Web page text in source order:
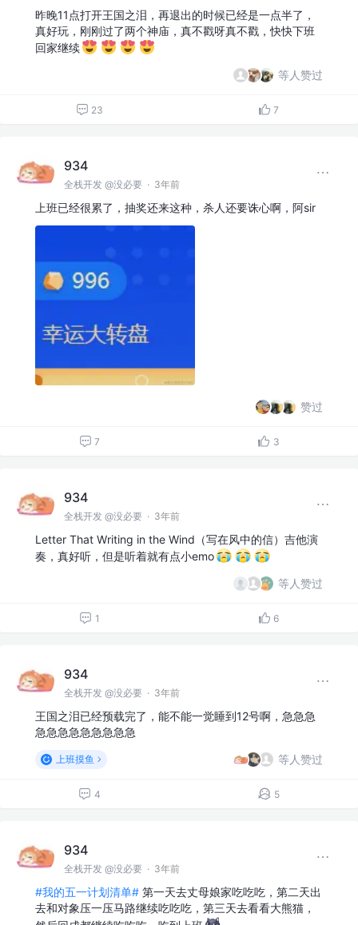
昨晚11点打开王国之泪，再退出的时候已经是一点半了，
真好玩，刚刚过了两个神庙，真不戳呀真不戳，快快下班
回家继续
等人赞过
23 7
934
全栈开发 @没必要 · 3年前
上班已经很累了，抽奖还来这种，杀人还要诛心啊，阿sir
赞过
7 3
934
全栈开发 @没必要 · 3年前
Letter That Writing in the Wind（写在风中的信）吉他演
奏，真好听，但是听着就有点小emo
等人赞过
1 6
934
全栈开发 @没必要 · 3年前
王国之泪已经预载完了，能不能一觉睡到12号啊，急急急
急急急急急急急急急
上班摸鱼 等人赞过
4 5
934
全栈开发 @没必要 · 3年前
#我的五一计划清单# 第一天去丈母娘家吃吃吃，第二天出
去和对象压一压马路继续吃吃吃，第三天去看看大熊猫，